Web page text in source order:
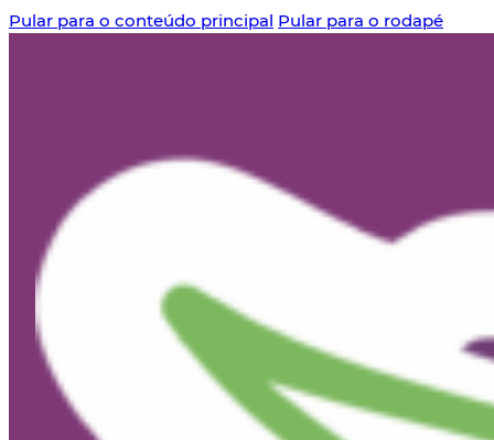
Pular para o conteúdo principal Pular para o rodapé